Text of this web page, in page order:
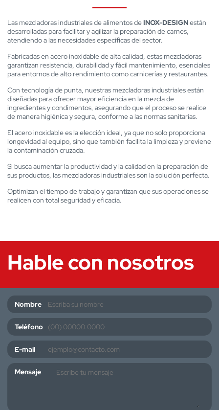
Las mezcladoras industriales de alimentos de INOX-DESIGNestán
desarrolladas para facilitar y agilizar la preparación de carnes,
atendiendo a las necesidades específicas del sector.
Fabricadas en acero inoxidable de alta calidad, estas mezcladoras
garantizan resistencia, durabilidad y fácil mantenimiento, esenciales
para entornos de alto rendimiento como carnicerías y restaurantes.
Con tecnología de punta, nuestras mezcladoras industriales están
diseñadas para ofrecer mayor eficiencia en la mezcla de
ingredientes y condimentos, asegurando que el proceso se realice
de manera higiénica y segura, conforme a las normas sanitarias.
El acero inoxidable es la elección ideal, ya que no solo proporciona
longevidad al equipo, sino que también facilita la limpieza y previene
la contaminación cruzada.
Si busca aumentar la productividad y la calidad en la preparación de
sus productos, las mezcladoras industriales son la solución perfecta.
Optimizan el tiempo de trabajo y garantizan que sus operaciones se
realicen con total seguridad y eficacia.
Hable con nosotros
Nombre
Teléfono
E-mail
Mensaje